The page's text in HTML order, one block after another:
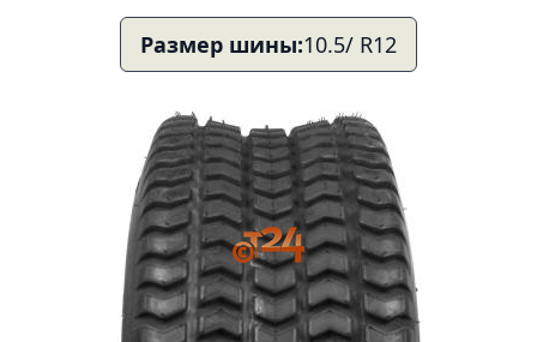
Размер шины:10.5/ R12